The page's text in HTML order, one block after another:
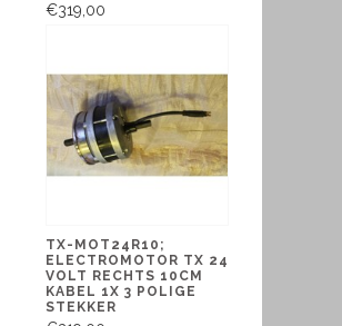
€319,00
TX-MOT24R10;
ELECTROMOTOR TX 24
VOLT RECHTS 10CM
KABEL 1X 3 POLIGE
STEKKER